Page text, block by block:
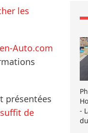
les
Auto.com
présentées
de
-